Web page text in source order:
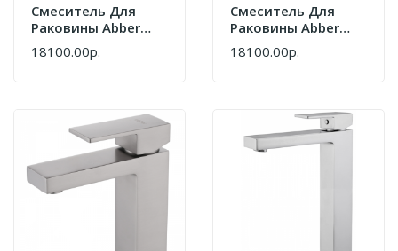
Смеситель Для
Раковины Abber
Daheim AF8210G
Золото Матовое
18100.00р.
Смеситель Для
Раковины Abber
Daheim AF8210NG
Никель
18100.00р.